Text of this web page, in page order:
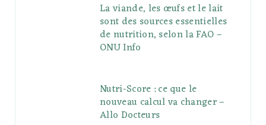
La viande, les œufs et le lait
sont des sources essentielles
de nutrition, selon la FAO –
ONU Info
Nutri-Score : ce que le
nouveau calcul va changer –
Allo Docteurs